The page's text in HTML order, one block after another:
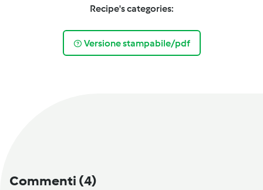
Recipe's categories:
Versione stampabile/pdf
Commenti (4)